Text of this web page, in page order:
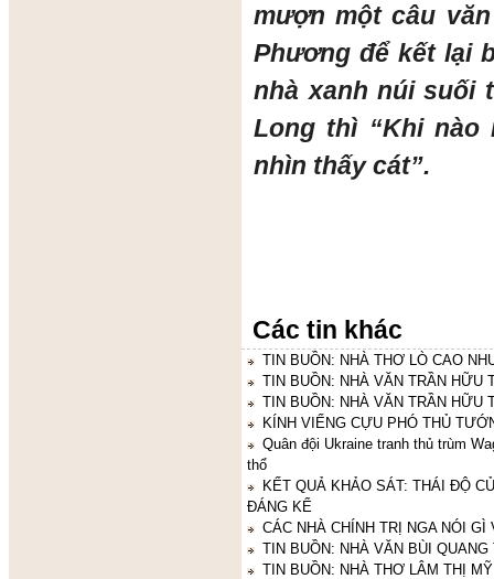
mượn một câu
Phương để kết lại
nhà xanh núi suối
Long thì “Khi
nhìn thấy cát”.
Các tin khác
TIN BUỒN: NHÀ THƠ LÒ CAO
TIN BUỒN: NHÀ VĂN TRẦN HỮU
TIN BUỒN: NHÀ VĂN TRẦN HỮU
KÍNH VIẾNG CỰU PHÓ THỦ
Quân đội Ukraine tranh thủ trùm
thổ
KẾT QUẢ KHẢO SÁT: THÁI ĐỘ
ĐÁNG KỂ
CÁC NHÀ CHÍNH TRỊ NGA NÓI
TIN BUỒN: NHÀ VĂN BÙI QUANG
TIN BUỒN: NHÀ THƠ LÂM THỊ